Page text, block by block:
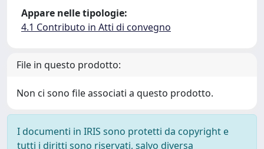
Appare nelle tipologie:
4.1 Contributo in Atti di convegno
File in questo prodotto:
Non ci sono file associati a questo prodotto.
I documenti in IRIS sono protetti da copyright e
tutti i diritti sono riservati, salvo diversa